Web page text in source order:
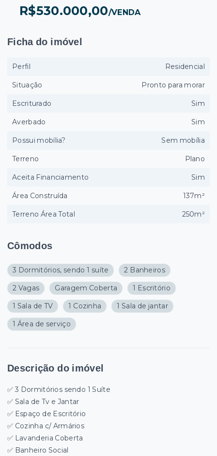
R$530.000,00/VENDA
Cômodos
3 Dormitórios, sendo 1 suíte 2 Banheiros
2 Vagas Garagem Coberta 1 Escritório
1 Sala de TV 1 Cozinha 1 Sala de jantar
1 Área de serviço
Descrição do imóvel
✅ 3 Dormitórios sendo 1 Suíte
✅ Sala de Tv e Jantar
✅ Espaço de Escritório
✅ Cozinha c/ Armários
✅ Lavanderia Coberta
✅ Banheiro Social
Ficha do imóvel
Perfil Residencial
Situação Pronto para morar
Escriturado Sim
Averbado Sim
Possui mobília? Sem mobília
Terreno Plano
Aceita Financiamento Sim
Área Construída 137m²
Terreno Área Total 250m²